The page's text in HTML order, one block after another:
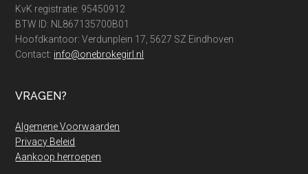
KvK registratie: 95450912
BTW ID: NL867135700B01
Hoofdkantoor: Verdunplein 17, 5627 SZ Eindhoven
Contact: info@onebrokegirl.nl
VRAGEN?
Algemene Voorwaarden
Privacy Beleid
Aankoop herroepen